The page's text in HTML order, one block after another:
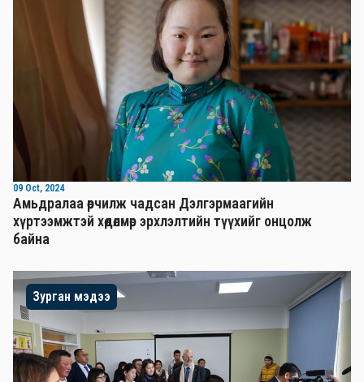
09 Oct, 2024
Амьдралаа өөрчилж чадсан Дэлгэрмаагийн
хүртээмжтэй хөдөлмөр эрхлэлтийн түүхийг онцолж
байна
Зурган мэдээ